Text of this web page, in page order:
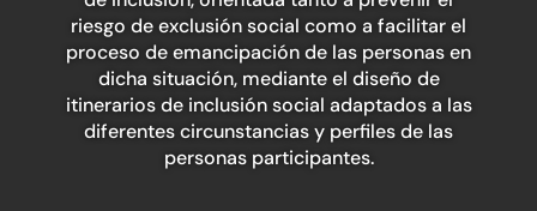
riesgo de exclusión social como a facilitar el
proceso de emancipación de las personas en
dicha situación, mediante el diseño de
itinerarios de inclusión social adaptados a las
diferentes circunstancias y perfiles de las
personas participantes.